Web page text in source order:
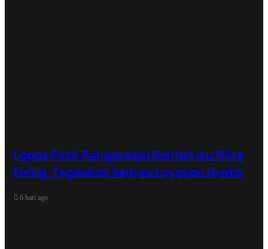
Lapas Pasir Pangaraian Bantah Isu Price
Fixing, Tegaskan Semua Layanan Gratis
6 hari ago